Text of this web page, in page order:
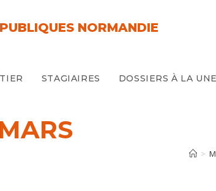
NORMANDIE
STAGIAIRES DOSSIERS À LA UNE
>